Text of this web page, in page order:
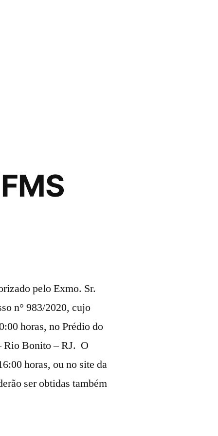
pelo Exmo. Sr.
n° 983/2020, cujo
horas, no Prédio do
Rio Bonito – RJ. O
horas, ou no site da
ser obtidas também